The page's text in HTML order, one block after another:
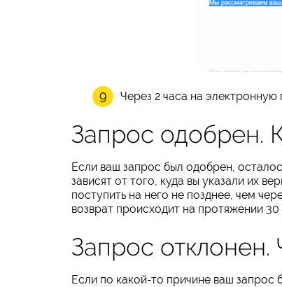
Через 2 часа на
Запрос одобрен.
Если ваш запрос был одобрен,
зависят от того, куда вы указали их
поступить на него не позднее, чем
возврат происходит на протяжении 30
Запрос отклонен.
Если по какой-то причине ваш запрос